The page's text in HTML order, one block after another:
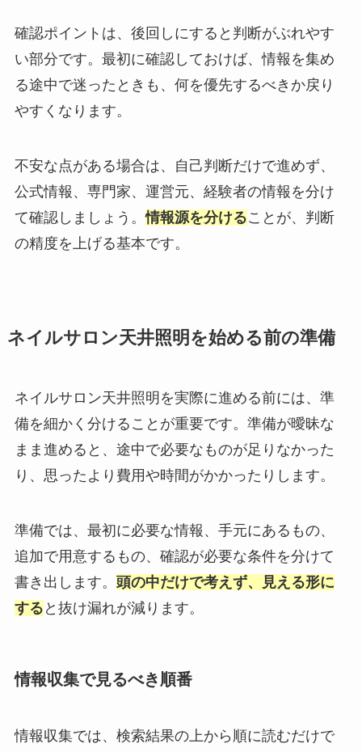
確認ポイントは、後回しにすると判断がぶれやす
い部分です。最初に確認しておけば、情報を集め
る途中で迷ったときも、何を優先するべきか戻り
やすくなります。
不安な点がある場合は、自己判断だけで進めず、
公式情報、専門家、運営元、経験者の情報を分け
て確認しましょう。情報源を分けることが、判断
の精度を上げる基本です。
ネイルサロン天井照明を始める前の準備
ネイルサロン天井照明を実際に進める前には、準
備を細かく分けることが重要です。準備が曖昧な
まま進めると、途中で必要なものが足りなかった
り、思ったより費用や時間がかかったりします。
準備では、最初に必要な情報、手元にあるもの、
追加で用意するもの、確認が必要な条件を分けて
書き出します。 頭の中だけで考えず、見える形に
する と抜け漏れが減ります。
情報収集で見るべき順番
情報収集では、検索結果の上から順に読むだけで